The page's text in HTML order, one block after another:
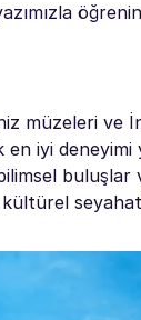
müzeleri ve
en iyi